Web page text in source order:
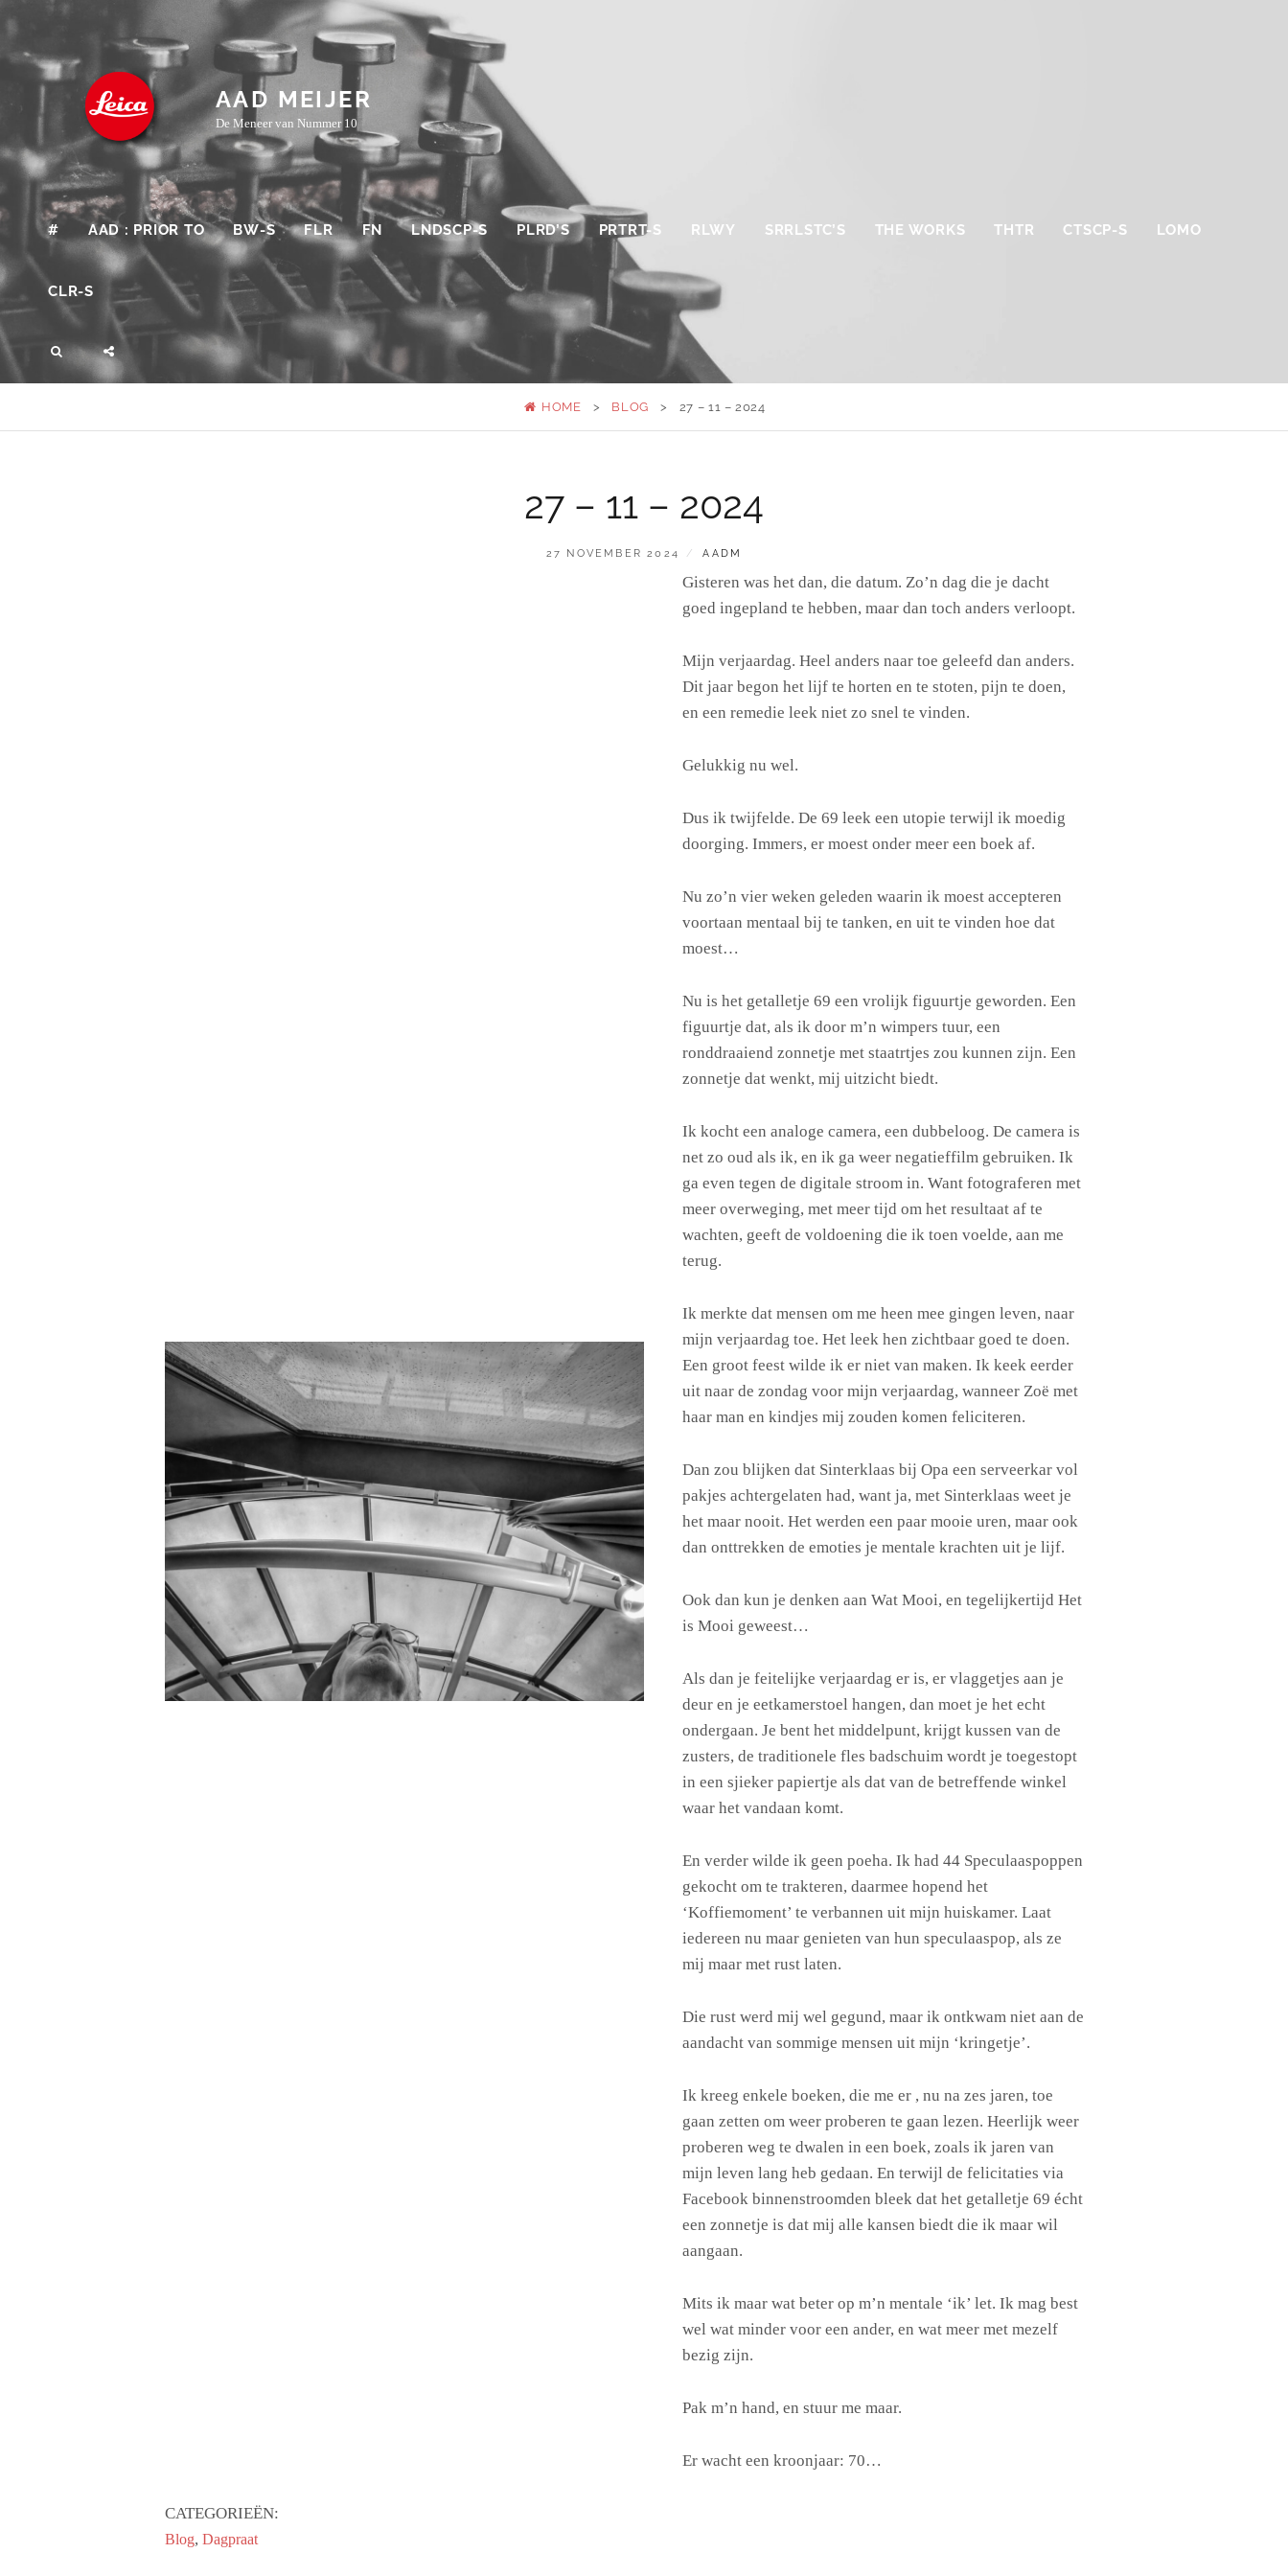
content
AAD MEIJER
De Meneer van Nummer 10
# AAD : PRIOR TO BW-S FLR FN LNDSCP-S PLRD’S PRTRT-S RLWY SRRLSTC’S THE WORKS THTR CTSCP-S LOMO
CLR-S
SEARCH
HOME > BLOG > 27 – 11 – 2024
27 – 11 – 2024
GEPLAATST
27 NOVEMBER 2024 BY
AADM
Gisteren was het dan, die datum. Zo’n dag die je dacht
goed ingepland te hebben, maar dan toch anders verloopt.
Mijn verjaardag. Heel anders naar toe geleefd dan anders.
Dit jaar begon het lijf te horten en te stoten, pijn te doen,
en een remedie leek niet zo snel te vinden.
Gelukkig nu wel.
Dus ik twijfelde. De 69 leek een utopie terwijl ik moedig
doorging. Immers, er moest onder meer een boek af.
Nu zo’n vier weken geleden waarin ik moest accepteren
voortaan mentaal bij te tanken, en uit te vinden hoe dat
moest…
Nu is het getalletje 69 een vrolijk figuurtje geworden. Een
figuurtje dat, als ik door m’n wimpers tuur, een
ronddraaiend zonnetje met staatrtjes zou kunnen zijn. Een
zonnetje dat wenkt, mij uitzicht biedt.
Ik kocht een analoge camera, een dubbeloog. De camera is
net zo oud als ik, en ik ga weer negatieffilm gebruiken. Ik
ga even tegen de digitale stroom in. Want fotograferen met
meer overweging, met meer tijd om het resultaat af te
wachten, geeft de voldoening die ik toen voelde, aan me
terug.
Ik merkte dat mensen om me heen mee gingen leven, naar
mijn verjaardag toe. Het leek hen zichtbaar goed te doen.
Een groot feest wilde ik er niet van maken. Ik keek eerder
uit naar de zondag voor mijn verjaardag, wanneer Zoë met
haar man en kindjes mij zouden komen feliciteren.
Dan zou blijken dat Sinterklaas bij Opa een serveerkar vol
pakjes achtergelaten had, want ja, met Sinterklaas weet je
het maar nooit. Het werden een paar mooie uren, maar ook
dan onttrekken de emoties je mentale krachten uit je lijf.
Ook dan kun je denken aan Wat Mooi, en tegelijkertijd Het
is Mooi geweest…
Als dan je feitelijke verjaardag er is, er vlaggetjes aan je
deur en je eetkamerstoel hangen, dan moet je het echt
ondergaan. Je bent het middelpunt, krijgt kussen van de
zusters, de traditionele fles badschuim wordt je toegestopt
in een sjieker papiertje als dat van de betreffende winkel
waar het vandaan komt.
En verder wilde ik geen poeha. Ik had 44 Speculaaspoppen
gekocht om te trakteren, daarmee hopend het
‘Koffiemoment’ te verbannen uit mijn huiskamer. Laat
iedereen nu maar genieten van hun speculaaspop, als ze
mij maar met rust laten.
Die rust werd mij wel gegund, maar ik ontkwam niet aan de
aandacht van sommige mensen uit mijn ‘kringetje’.
Ik kreeg enkele boeken, die me er , nu na zes jaren, toe
gaan zetten om weer proberen te gaan lezen. Heerlijk weer
proberen weg te dwalen in een boek, zoals ik jaren van
mijn leven lang heb gedaan. En terwijl de felicitaties via
Facebook binnenstroomden bleek dat het getalletje 69 écht
een zonnetje is dat mij alle kansen biedt die ik maar wil
aangaan.
Mits ik maar wat beter op m’n mentale ‘ik’ let. Ik mag best
wel wat minder voor een ander, en wat meer met mezelf
bezig zijn.
Pak m’n hand, en stuur me maar.
Er wacht een kroonjaar: 70…
CATEGORIEËN:
Blog, Dagpraat